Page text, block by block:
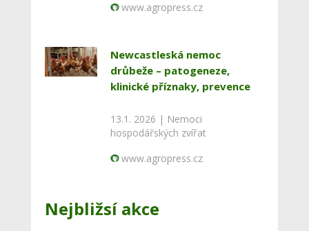
www.agropress.cz
Newcastleská nemoc
drůbeže – patogeneze,
klinické příznaky, prevence
13.1. 2026 | Nemoci
hospodářských zvířat
www.agropress.cz
Nejbližsí akce